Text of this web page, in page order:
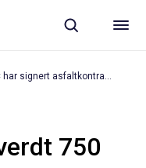
750